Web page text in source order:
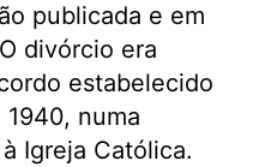
publicada e em
divórcio era
estabelecido
numa
Igreja Católica.